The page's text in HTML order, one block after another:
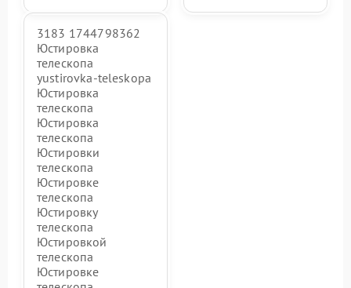
3183 1744798362
Юстировка
телескопа
yustirovka-teleskopa
Юстировка
телескопа
Юстировка
телескопа
Юстировки
телескопа
Юстировке
телескопа
Юстировку
телескопа
Юстировкой
телескопа
Юстировке